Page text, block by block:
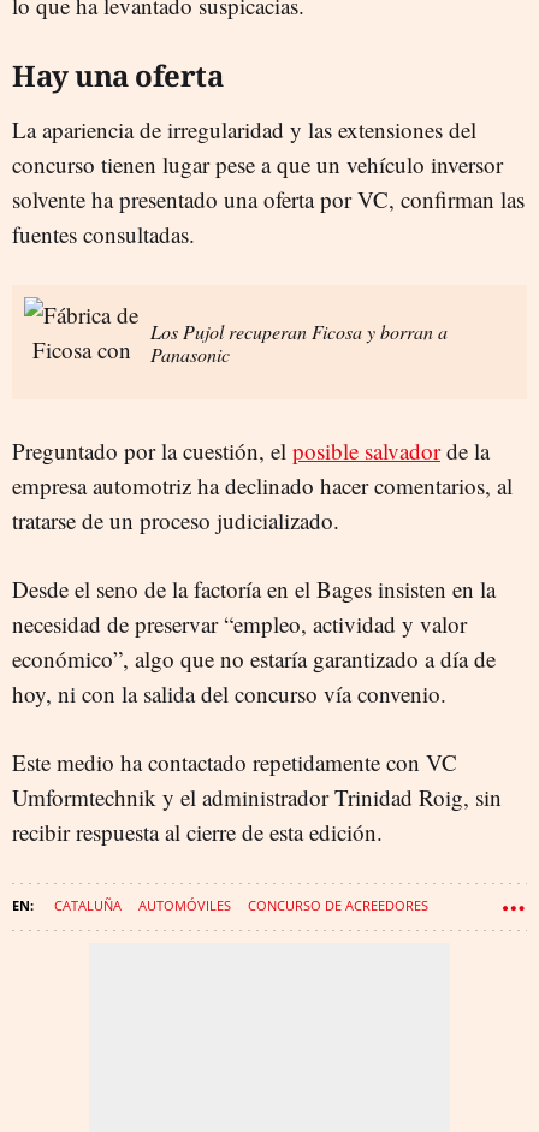
Hay una oferta
La apariencia de irregularidad y las extensiones del
concurso tienen lugar pese a que un vehículo inversor
solvente ha presentado una oferta por VC, confirman las
fuentes consultadas.
Los Pujol recuperan Ficosa y borran a
Panasonic
Preguntado por la cuestión, el posible salvadorde la
empresa automotriz ha declinado hacer comentarios, al
tratarse de un proceso judicializado.
Desde el seno de la factoría en el Bages insisten en la
necesidad de preservar “empleo, actividad y valor
económico”, algo que no estaría garantizado a día de
hoy, ni con la salida del concurso vía convenio.
Este medio ha contactado repetidamente con VC
Umformtechnik y el administrador Trinidad Roig, sin
recibir respuesta al cierre de esta edición.
CATALUÑA AUTOMÓVILES CONCURSO DE ACREEDORES